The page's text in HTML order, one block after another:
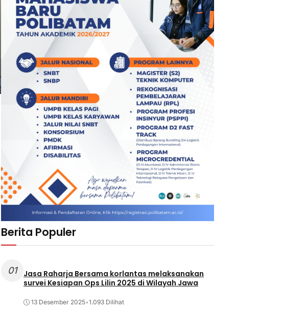
Berita Populer
01
Jasa Raharja Bersama korlantas melaksanakan
survei Kesiapan Ops Lilin 2025 di Wilayah Jawa
13 Desember 2025•1.093 Dilihat